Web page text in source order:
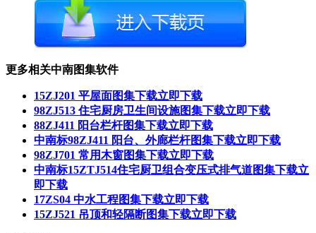
更多相关中南图集软件
15ZJ201 平屋面图集下载立即下载
98ZJ513 住宅厨房卫生间设施图集下载立即下载
88ZJ411 阳台栏杆图集下载立即下载
中南标98ZJ411 阳台、外廊栏杆图集下载立即下载
98ZJ701 常用木窗图集下载立即下载
中南标15ZTJ514住宅厨卫组合变压式排气道图集下载立
即下载
17ZS04 中水工程图集下载立即下载
15ZJ521 吊顶和轻隔断图集下载立即下载